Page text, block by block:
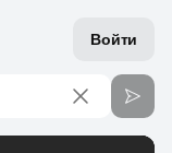
Войти